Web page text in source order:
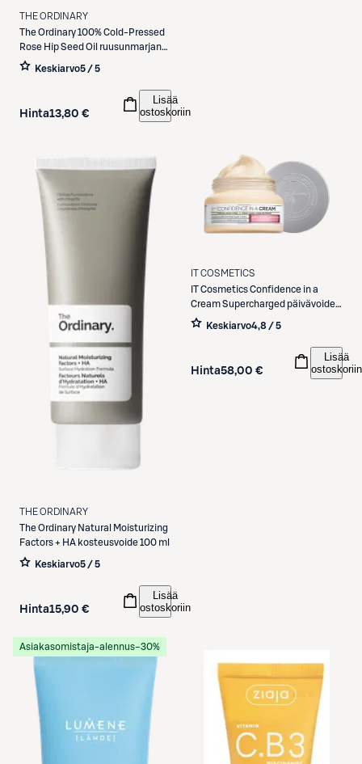
THE ORDINARY
The Ordinary100% Cold-Pressed
Rose Hip Seed Oil ruusunmarjan
siemenöljy 30 ml
Keskiarvo5 / 5
Hinta13,80 €
Lisää
ostoskoriin
THE ORDINARY
The Ordinary Natural Moisturizing
Factors + HA kosteusvoide 100 ml
Keskiarvo5 / 5
Hinta15,90 €
Lisää
ostoskoriin
IT COSMETICS
IT CosmeticsConfidence in a
Cream Supercharged päivävoide
60 ml
Keskiarvo4,8 / 5
Hinta58,00 €
Lisää
ostoskoriin
Asiakasomistaja-alennus−30%